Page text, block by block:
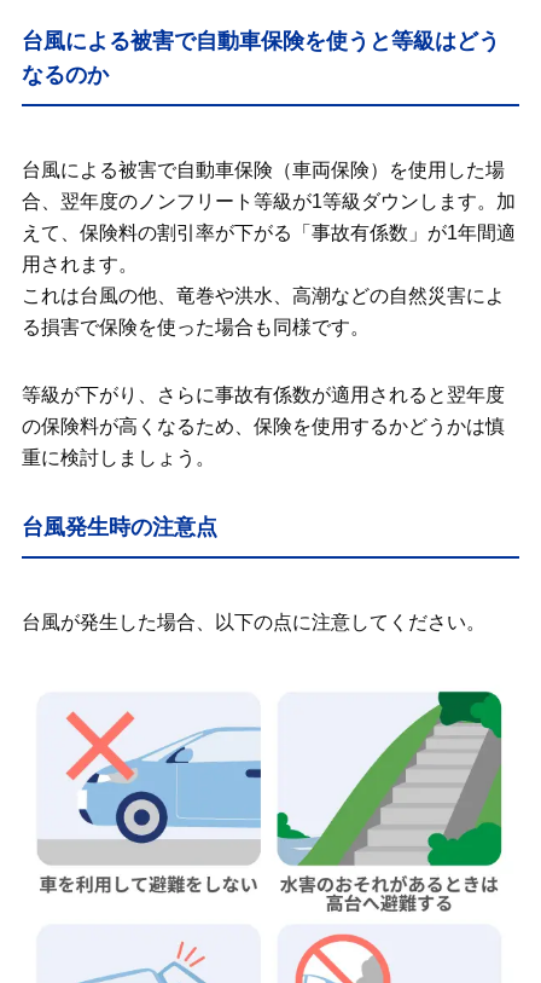
台風による被害で自動車保険を使うと等級はどう
なるのか
台風による被害で自動車保険（車両保険）を使用した場
合、翌年度のノンフリート等級が1等級ダウンします。加
えて、保険料の割引率が下がる「事故有係数」が1年間適
用されます。
これは台風の他、竜巻や洪水、高潮などの自然災害によ
る損害で保険を使った場合も同様です。
等級が下がり、さらに事故有係数が適用されると翌年度
の保険料が高くなるため、保険を使用するかどうかは慎
重に検討しましょう。
台風発生時の注意点
台風が発生した場合、以下の点に注意してください。